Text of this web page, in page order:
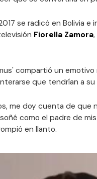
se radicó en Bolivia e
Fiorella Zamora
compartió un
que tendrían a su
me doy cuenta de que
como el padre de
en llanto.